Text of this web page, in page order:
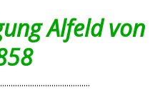
Alfeld von